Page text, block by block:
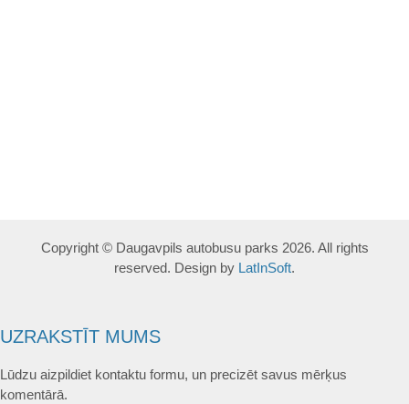
Copyright © Daugavpils autobusu parks 2026. All rights
reserved. Design by LatInSoft.
UZRAKSTĪT MUMS
Lūdzu aizpildiet kontaktu formu, un precizēt savus mērķus
komentārā.